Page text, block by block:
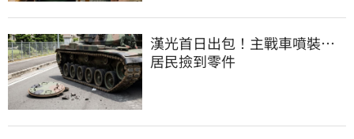
漢光首日出包！主戰車噴裝…
居民撿到零件